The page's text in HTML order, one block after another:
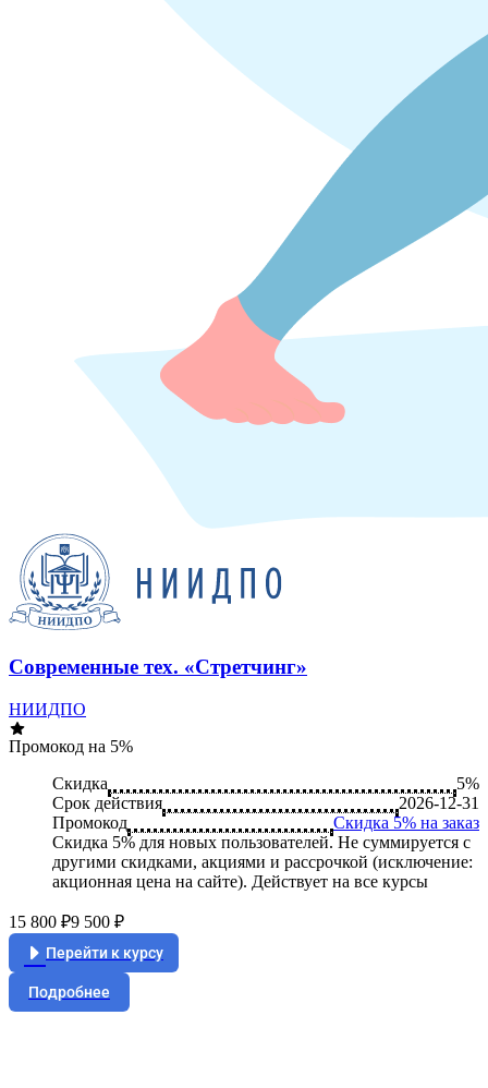
Современные тех. «Стретчинг»
НИИДПО
Промокод на 5%
Скидка
5%
Срок действия
2026-12-31
Промокод
Скидка 5% на заказ
Скидка 5% для новых пользователей. Не суммируется c
другими скидками, акциями и рассрочкой (исключение:
акционная цена на сайте). Действует на все курсы
15 800 ₽9 500 ₽
Перейти к курсу
Подробнее